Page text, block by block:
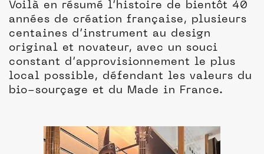
Voilà en résumé l’histoire de bientôt 40
années de création française, plusieurs
centaines d’instrument au design
original et novateur, avec un souci
constant d’approvisionnement le plus
local possible, défendant les valeurs du
bio-sourçage et du Made in France.